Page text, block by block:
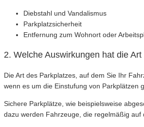
Diebstahl und Vandalismus
Parkplatzsicherheit
Entfernung zum Wohnort oder
2. Welche Auswirkungen hat die
Die Art des Parkplatzes, auf dem Sie Ihr
wenn es um die Einstufung von Parkplätzen
Sichere Parkplätze, wie beispielsweise
dazu werden Fahrzeuge, die regelmäßig